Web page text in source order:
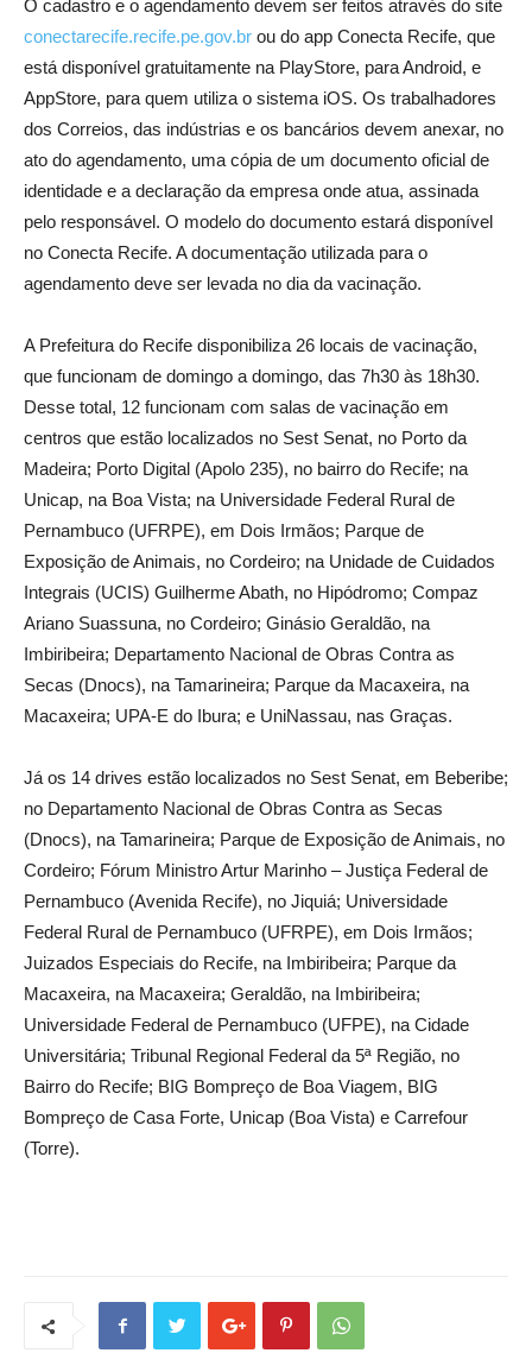
O cadastro e o agendamento devem ser feitos através do site
conectarecife.recife.pe.gov.br ou do app Conecta Recife, que
está disponível gratuitamente na PlayStore, para Android, e
AppStore, para quem utiliza o sistema iOS. Os trabalhadores
dos Correios, das indústrias e os bancários devem anexar, no
ato do agendamento, uma cópia de um documento oficial de
identidade e a declaração da empresa onde atua, assinada
pelo responsável. O modelo do documento estará disponível
no Conecta Recife. A documentação utilizada para o
agendamento deve ser levada no dia da vacinação.
A Prefeitura do Recife disponibiliza 26 locais de vacinação,
que funcionam de domingo a domingo, das 7h30 às 18h30.
Desse total, 12 funcionam com salas de vacinação em
centros que estão localizados no Sest Senat, no Porto da
Madeira; Porto Digital (Apolo 235), no bairro do Recife; na
Unicap, na Boa Vista; na Universidade Federal Rural de
Pernambuco (UFRPE), em Dois Irmãos; Parque de
Exposição de Animais, no Cordeiro; na Unidade de Cuidados
Integrais (UCIS) Guilherme Abath, no Hipódromo; Compaz
Ariano Suassuna, no Cordeiro; Ginásio Geraldão, na
Imbiribeira; Departamento Nacional de Obras Contra as
Secas (Dnocs), na Tamarineira; Parque da Macaxeira, na
Macaxeira; UPA-E do Ibura; e UniNassau, nas Graças.
Já os 14 drives estão localizados no Sest Senat, em Beberibe;
no Departamento Nacional de Obras Contra as Secas
(Dnocs), na Tamarineira; Parque de Exposição de Animais, no
Cordeiro; Fórum Ministro Artur Marinho – Justiça Federal de
Pernambuco (Avenida Recife), no Jiquiá; Universidade
Federal Rural de Pernambuco (UFRPE), em Dois Irmãos;
Juizados Especiais do Recife, na Imbiribeira; Parque da
Macaxeira, na Macaxeira; Geraldão, na Imbiribeira;
Universidade Federal de Pernambuco (UFPE), na Cidade
Universitária; Tribunal Regional Federal da 5ª Região, no
Bairro do Recife; BIG Bompreço de Boa Viagem, BIG
Bompreço de Casa Forte, Unicap (Boa Vista) e Carrefour
(Torre).